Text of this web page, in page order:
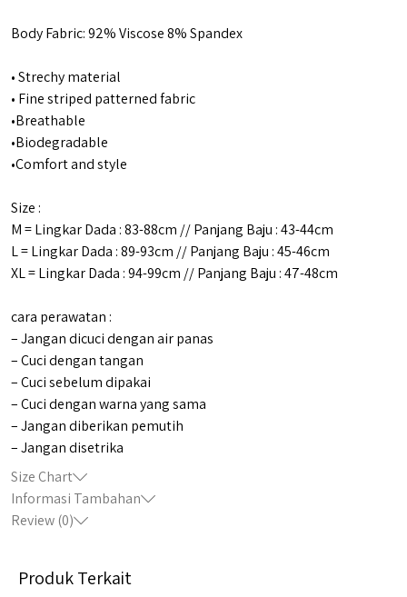
Body Fabric: 92% Viscose 8% Spandex
• Strechy material
• Fine striped patterned fabric
•Breathable
•Biodegradable
•Comfort and style
Size :
M = Lingkar Dada : 83-88cm // Panjang Baju : 43-44cm
L = Lingkar Dada : 89-93cm // Panjang Baju : 45-46cm
XL = Lingkar Dada : 94-99cm // Panjang Baju : 47-48cm
cara perawatan :
– Jangan dicuci dengan air panas
– Cuci dengan tangan
– Cuci sebelum dipakai
– Cuci dengan warna yang sama
– Jangan diberikan pemutih
– Jangan disetrika
Size Chart
Informasi Tambahan
Review (0)
Produk Terkait